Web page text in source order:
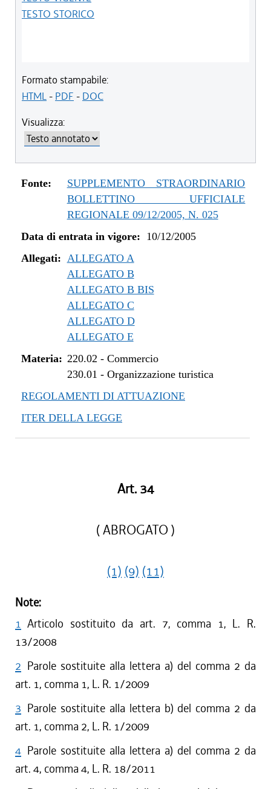
TESTO STORICO
Formato stampabile:
HTML- PDF - DOC
Visualizza:
Fonte:
SUPPLEMENTO STRAORDINARIO
BOLLETTINO UFFICIALE
REGIONALE 09/12/2005, N. 025
Data di entrata in vigore: 10/12/2005
Allegati: ALLEGATO A
ALLEGATO B
ALLEGATO B BIS
ALLEGATO C
ALLEGATO D
ALLEGATO E
Materia: 220.02 - Commercio
230.01 - Organizzazione turistica
REGOLAMENTI DI ATTUAZIONE
ITER DELLA LEGGE
Art. 34
( ABROGATO )
(1) (9) (11)
Note:
1 Articolo sostituito da art. 7, comma 1, L. R.
13/2008
2 Parole sostituite alla lettera a) del comma 2 da
art. 1, comma 1, L. R. 1/2009
3 Parole sostituite alla lettera b) del comma 2 da
art. 1, comma 2, L. R. 1/2009
4 Parole sostituite alla lettera a) del comma 2 da
art. 4, comma 4, L. R. 18/2011